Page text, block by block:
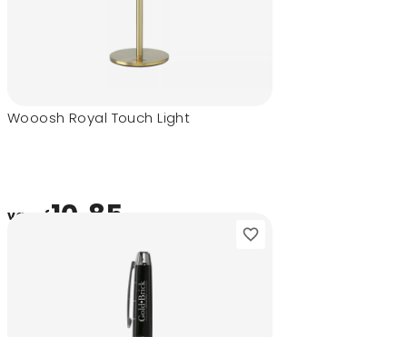
Wooosh Royal Touch Light
vanaf10,85